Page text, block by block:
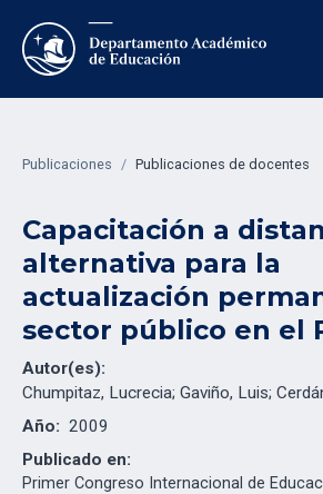
Publicaciones / Publicaciones de docentes
Capacitación a
alternativa para la
actualización
sector público en el
Autor(es):
Chumpitaz, Lucrecia; Gaviño, Luis;
Año: 2009
Publicado en:
Primer Congreso Internacional de